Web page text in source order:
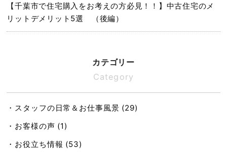
【千葉市で住宅購入をお考えの方必見！！】中古住宅のメ
リットデメリット5選 （後編）
カテゴリー
Category
・スタッフの日常＆お仕事風景 (29)
・お客様の声 (1)
・お役立ち情報 (53)